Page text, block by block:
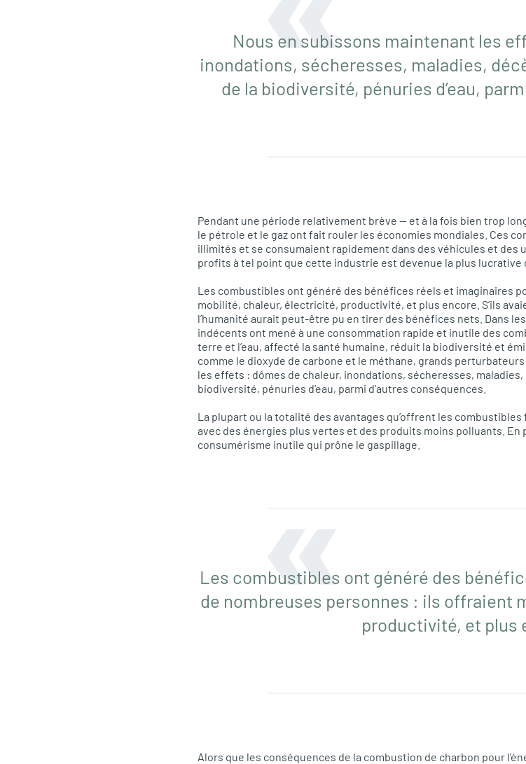
Nous en subissons maintenant les
inondations, sécheresses, maladies,
de la biodiversité, pénuries d’eau,
Pendant une période relativement brève — et à la fois bien trop
le pétrole et le gaz ont fait rouler les économies mondiales. Ces
illimités et se consumaient rapidement dans des véhicules et des
profits à tel point que cette industrie est devenue la plus lucrative
Les combustibles ont généré des bénéfices réels et imaginaires
mobilité, chaleur, électricité, productivité, et plus encore. S’ils
l’humanité aurait peut-être pu en tirer des bénéfices nets. Dans
indécents ont mené à une consommation rapide et inutile des
terre et l’eau, affecté la santé humaine, réduit la biodiversité et
comme le dioxyde de carbone et le méthane, grands
les effets : dômes de chaleur, inondations, sécheresses,
biodiversité, pénuries d’eau, parmi d’autres conséquences.
La plupart ou la totalité des avantages qu’offrent les
avec des énergies plus vertes et des produits moins polluants. En
consumérisme inutile qui prône le gaspillage.
Les combustibles ont généré des
de nombreuses personnes : ils offraient
productivité, et plus
Alors que les conséquences de la combustion de charbon pour